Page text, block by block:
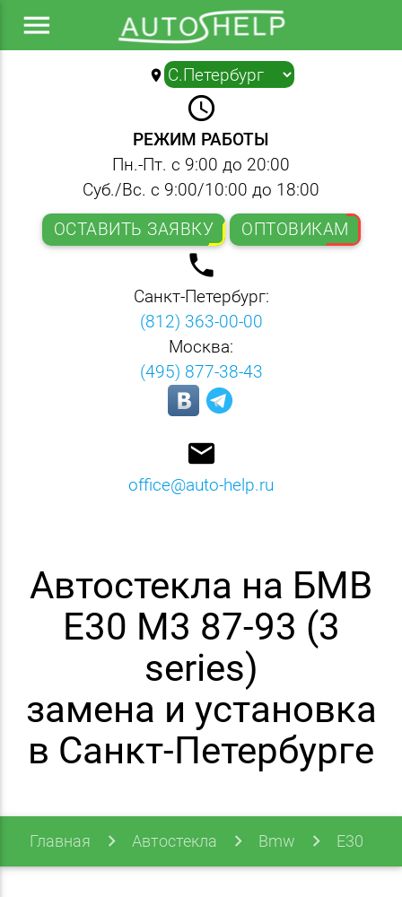
menu
location_on ▼
query_builder
РЕЖИМ РАБОТЫ
Пн.-Пт. с 9:00 до 20:00
Суб./Вс. с 9:00/10:00 до 18:00
ОСТАВИТЬ ЗАЯВКУ
ОПТОВИКАМ
local_phone
Санкт-Петербург:
(812) 363-00-00
Москва:
(495) 877-38-43
email
office@auto-help.ru
Автостекла на БМВ
E30 M3 87-93 (3
series)
замена и установка
в Санкт-Петербурге
Главная Автостекла Bmw E30